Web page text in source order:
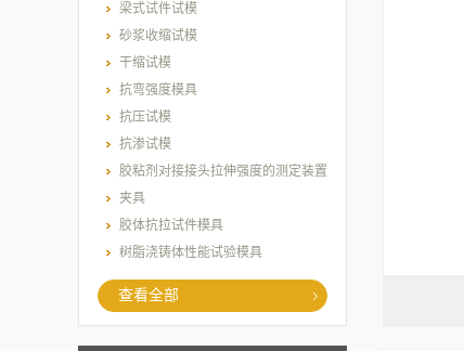
梁式试件试模
砂浆收缩试模
干缩试模
抗弯强度模具
抗压试模
抗渗试模
胶粘剂对接接头拉伸强度的测定装置
夹具
胶体抗拉试件模具
树脂浇铸体性能试验模具
查看全部